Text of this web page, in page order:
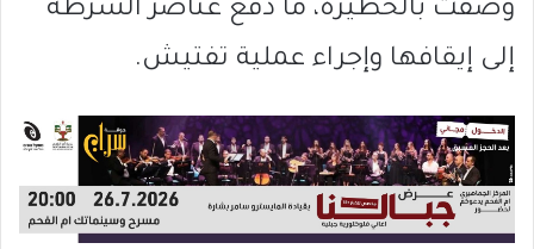
وُصفت بالخطيرة، ما دفع عناصر الشرطة
إلى إيقافها وإجراء عملية تفتيش.